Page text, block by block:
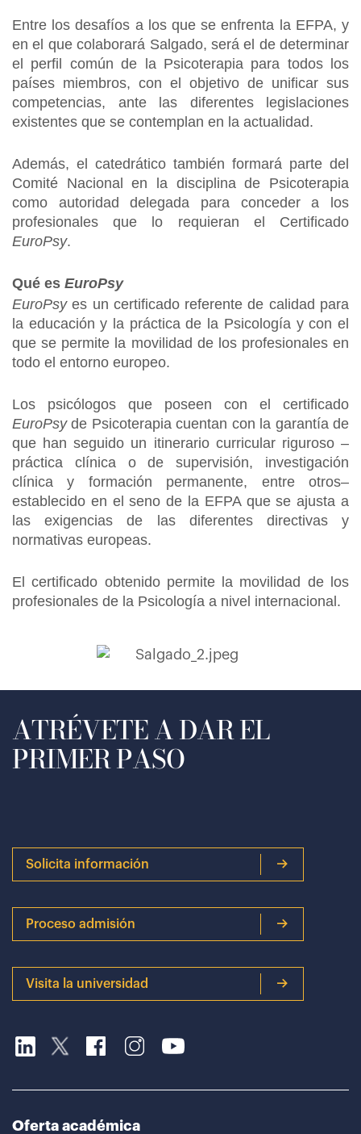
Entre los desafíos a los que se enfrenta la EFPA, y
en el que colaborará Salgado, será el de determinar
el perfil común de la Psicoterapia para todos los
países miembros, con el objetivo de unificar sus
competencias, ante las diferentes legislaciones
existentes que se contemplan en la actualidad.
Además, el catedrático también formará parte del
Comité Nacional en la disciplina de Psicoterapia
como autoridad delegada para conceder a los
profesionales que lo requieran el Certificado
EuroPsy.
Qué es EuroPsy
EuroPsyes un certificado referente de calidad para
la educación y la práctica de la Psicología y con el
que se permite la movilidad de los profesionales en
todo el entorno europeo.
Los psicólogos que poseen con el certificado
EuroPsyde Psicoterapia cuentan con la garantía de
que han seguido un itinerario curricular riguroso –
práctica clínica o de supervisión, investigación
clínica y formación permanente, entre otros–
establecido en el seno de la EFPA que se ajusta a
las exigencias de las diferentes directivas y
normativas europeas.
El certificado obtenido permite la movilidad de los
profesionales de la Psicología a nivel internacional.
ATRÉVETE A DAR EL
PRIMER PASO
Solicita información
Proceso admisión
Visita la universidad
Oferta académica